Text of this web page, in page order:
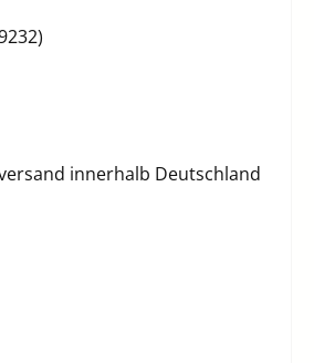
innerhalb Deutschland